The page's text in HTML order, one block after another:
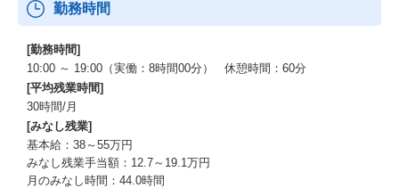
勤務時間
[勤務時間]
10:00 ～ 19:00（実働：8時間00分） 休憩時間：60分
[平均残業時間]
30時間/月
[みなし残業]
基本給：38～55万円
みなし残業手当額：12.7～19.1万円
月のみなし時間：44.0時間